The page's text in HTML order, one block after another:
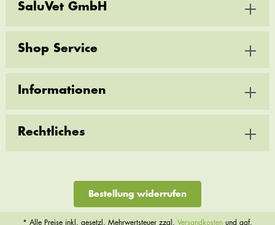
SaluVet GmbH
Shop Service
Informationen
Rechtliches
Bestellung widerrufen
* Alle Preise inkl. gesetzl. Mehrwertsteuer zzgl. Versandkosten und ggf.